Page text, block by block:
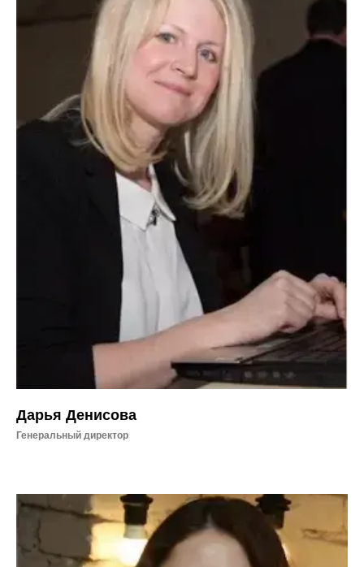
Дарья Денисова
Генеральный директор